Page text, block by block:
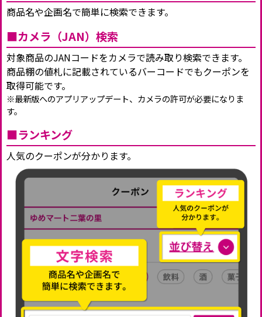
商品名や企画名で簡単に検索できます。
■カメラ（JAN）検索
対象商品のJANコードをカメラで読み取り検索できます。
商品棚の値札に記載されているバーコードでもクーポンを
取得可能です。
※最新版へのアプリアップデート、カメラの許可が必要になりま
す。
■ランキング
人気のクーポンが分かります。